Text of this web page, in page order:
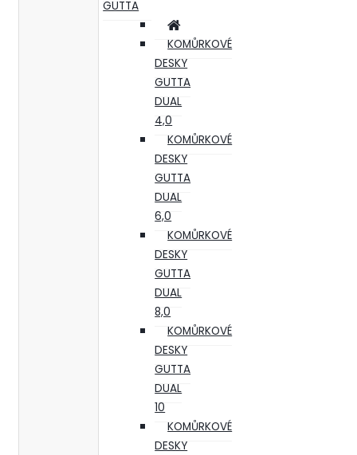
GUTTA
KOMŮRKOVÉ
DESKY
GUTTA
DUAL
4,0
KOMŮRKOVÉ
DESKY
GUTTA
DUAL
6,0
KOMŮRKOVÉ
DESKY
GUTTA
DUAL
8,0
KOMŮRKOVÉ
DESKY
GUTTA
DUAL
10
KOMŮRKOVÉ
DESKY